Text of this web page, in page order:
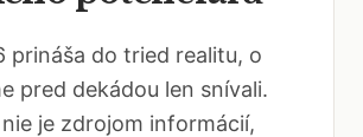
prináša do tried realitu, o
pred dekádou len snívali.
je zdrojom informácií,